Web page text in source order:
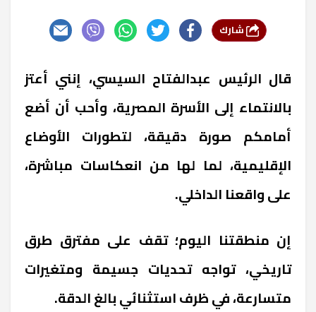
قال الرئيس عبدالفتاح السيسي، إنني أعتز
بالانتماء إلى الأسرة المصرية، وأحب أن أضع
أمامكم صورة دقيقة، لتطورات الأوضاع
الإقليمية، لما لها من انعكاسات مباشرة،
على واقعنا الداخلي.
إن منطقتنا اليوم؛ تقف على مفترق طرق
تاريخي، تواجه تحديات جسيمة ومتغيرات
متسارعة، في ظرف استثنائي بالغ الدقة.